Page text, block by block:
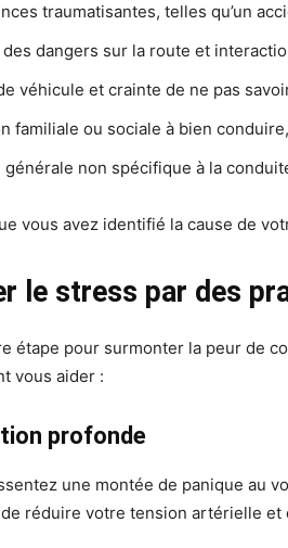
traumatisantes, telles qu’un
dangers sur la route et
véhicule et crainte de ne pas
familiale ou sociale à bien conduire,
générale non spécifique à la
vous avez identifié la cause de
le stress par des
étape pour surmonter la peur de
vous aider :
profonde
une montée de panique au
réduire votre tension artérielle et